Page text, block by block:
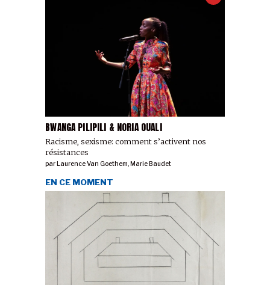
BWANGA PILIPILI & NORIA OUALI
Racisme, sexisme: comment s’activent nos
résistances
parLaurence Van Goethem,Marie Baudet
EN CE MOMENT